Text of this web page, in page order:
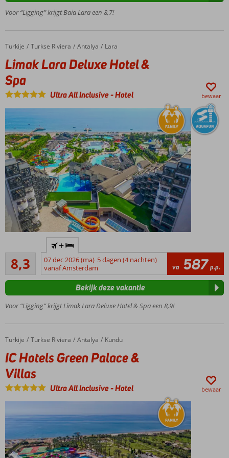
glijbanen
service en
personeel
Winnaar
the year
award
Voor “Ligging” krijgt Baia Lara een 8,7!
Home
Turkije Turkse Riviera Antalya Lara
Limak Lara Deluxe Hotel & Spa
Limak Lara Deluxe Hotel &
Spa
Ultra All Inclusive-Hotel bewaar
van de
Limak
keten
voor
kinderen
Aquapark
glijbanen
8,3
Zeer goed
131
beoordelingen
+
07 dec 2026 (ma) 5 dagen (4 nachten)
vanaf Amsterdam
va 587 p.p.
Voor “Ligging” krijgt Limak Lara Deluxe Hotel & Spa een 8,9!
Bekijk deze vakantie
Home
Turkije Turkse Riviera Antalya Kundu
IC Hotels Green Palace & Villas
IC Hotels Green Palace &
Villas
Ultra All Inclusive-Hotel bewaar